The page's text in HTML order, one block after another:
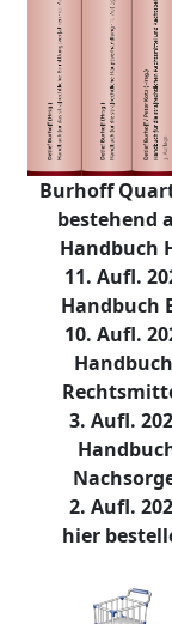
Burhoff
bestehend
Handbuch
11. Aufl.
Handbuch
10. Aufl.
3. Aufl.
2. Aufl.
hier